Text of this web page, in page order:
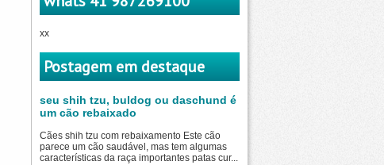
xx
Postagem em destaque
seu shih tzu, buldog ou daschund é
um cão rebaixado
Cães shih tzu com rebaixamento Este cão
parece um cão saudável, mas tem algumas
características da raça importantes patas cur...